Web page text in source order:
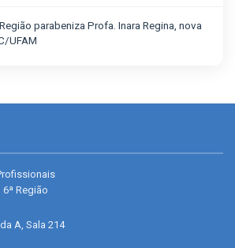
parabeniza Profa. Inara Regina, nova
UFAM
Região
A, Sala 214